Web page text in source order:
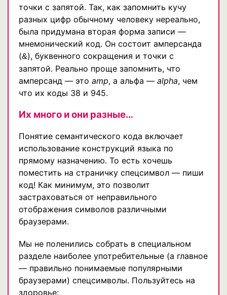
точки с запятой. Так, как запомнить кучу
разных цифр обычному человеку нереально,
была придумана вторая форма записи —
мнемонический код. Он состоит амперсанда
(&), буквенного сокращения и точки с
запятой. Реально проще запомнить, что
амперсанд — это amp, a альфа — alpha, чем
что их коды 38 и 945.
Их много и они разные…
Понятие семантического кода включает
использование конструкций языка по
прямому назначению. То есть хочешь
поместить на страничку спецсимвол — пиши
код! Как минимум, это позволит
застраховаться от неправильного
отображения символов различными
браузерами.
Мы не поленились собрать в специальном
разделе наиболее употребительные (а главное
— правильно понимаемые популярными
браузерами) спецсимволы. Пользуйтесь на
здоровье: